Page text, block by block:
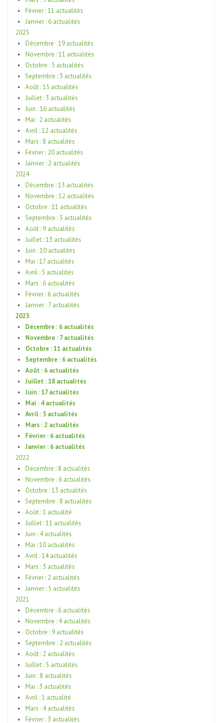
Février : 11 actualités
Janvier : 6 actualités
2025
Décembre : 19 actualités
Novembre : 11 actualités
Octobre : 5 actualités
Septembre : 3 actualités
Août : 15 actualités
Juillet : 3 actualités
Juin : 16 actualités
Mai : 2 actualités
Avril : 12 actualités
Mars : 8 actualités
Février : 20 actualités
Janvier : 2 actualités
2024
Décembre : 13 actualités
Novembre : 12 actualités
Octobre : 11 actualités
Septembre : 5 actualités
Août : 9 actualités
Juillet : 13 actualités
Juin : 10 actualités
Mai : 17 actualités
Avril : 5 actualités
Mars : 6 actualités
Février : 6 actualités
Janvier : 7 actualités
2023
Décembre : 6 actualités
Novembre : 7 actualités
Octobre : 11 actualités
Septembre : 6 actualités
Août : 6 actualités
Juillet : 18 actualités
Juin : 17 actualités
Mai : 4 actualités
Avril : 5 actualités
Mars : 2 actualités
Février : 6 actualités
Janvier : 6 actualités
2022
Décembre : 8 actualités
Novembre : 6 actualités
Octobre : 13 actualités
Septembre : 8 actualités
Août : 1 actualité
Juillet : 11 actualités
Juin : 4 actualités
Mai : 10 actualités
Avril : 14 actualités
Mars : 3 actualités
Février : 2 actualités
Janvier : 5 actualités
2021
Décembre : 6 actualités
Novembre : 4 actualités
Octobre : 9 actualités
Septembre : 2 actualités
Août : 2 actualités
Juillet : 5 actualités
Juin : 8 actualités
Mai : 3 actualités
Avril : 1 actualité
Mars : 4 actualités
Février : 3 actualités